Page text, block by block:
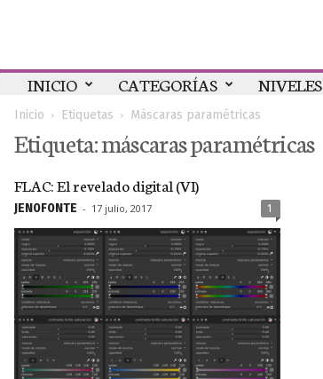
Colaboratorio
INICIO CATEGORÍAS NIVELES
Inicio Etiquetas Máscaras paramétricas
Etiqueta: máscaras paramétricas
FLAC: El revelado digital (VI)
JEN0F0NTE - 17 julio, 2017 1